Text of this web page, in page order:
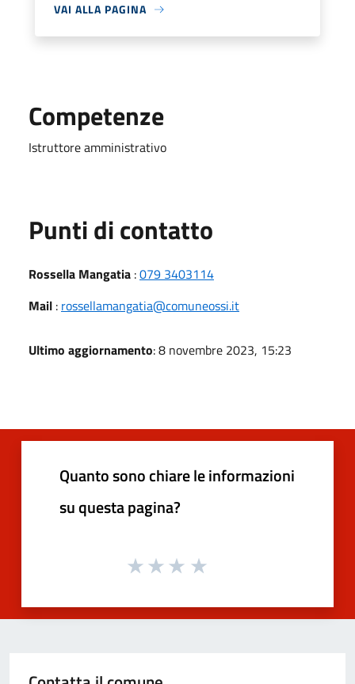
VAI ALLA PAGINA
Competenze
Istruttore amministrativo
Punti di contatto
Rossella Mangatia :079 3403114
Mail : rossellamangatia@comuneossi.it
Ultimo aggiornamento: 8 novembre 2023, 15:23
Quanto sono chiare le informazioni
su questa pagina?